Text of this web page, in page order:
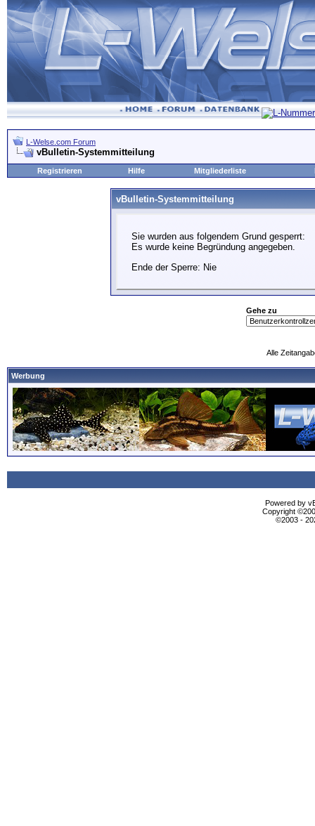
L-Welse.com Forum
vBulletin-Systemmitteilung
Registrieren Hilfe Mitgliederliste
vBulletin-Systemmitteilung
Sie wurden aus folgendem Grund gesperrt:
Es wurde keine Begründung angegeben.
Ende der Sperre: Nie
Gehe zu
Alle
Werbung
Powered by
Copyright
©2003 -